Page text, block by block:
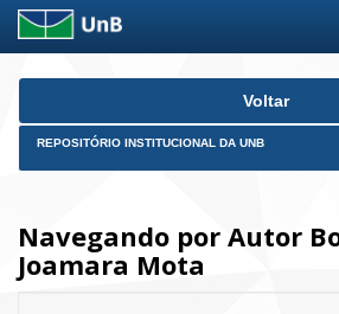
Skip
Voltar
REPOSITÓRIO INSTITUCIONAL DA UNB
Navegando por Autor
Joamara Mota